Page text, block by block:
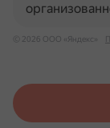
© 2026 ООО «Яндекс»